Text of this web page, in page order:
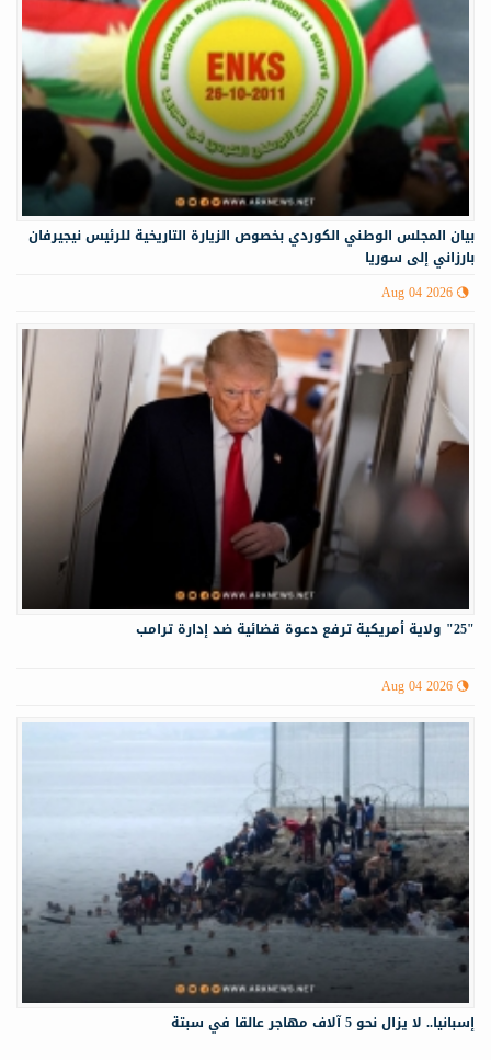
‏‏بيان المجلس الوطني الكوردي بخصوص الزيارة التاريخية للرئيس نيجيرفان
بارزاني إلى سوريا
Aug 04 2026
"25" ولاية أمريكية ترفع دعوة قضائية ضد إدارة ترامب
Aug 04 2026
إسبانيا.. لا يزال نحو 5 آلاف مهاجر عالقا في سبتة